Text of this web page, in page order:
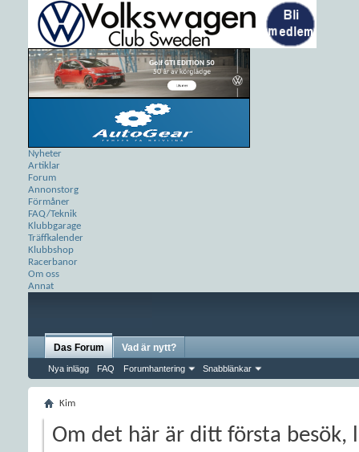
Nyheter
Artiklar
Forum
Annonstorg
Förmåner
FAQ/Teknik
Klubbgarage
Träffkalender
Klubbshop
Racerbanor
Om oss
Annat
Das Forum
Nya inlägg FAQ Forumhantering Snabblänkar
Vad är nytt?
Kim
Om det här är ditt första besök,